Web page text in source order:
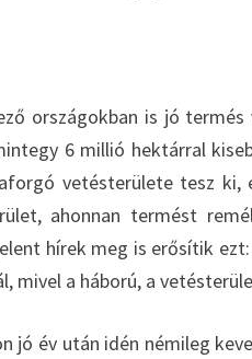
országokban is jó termés
6 millió hektárral
vetésterülete tesz ki,
ahonnan termést
hírek meg is erősítik
mivel a háború, a
jó év után idén némileg